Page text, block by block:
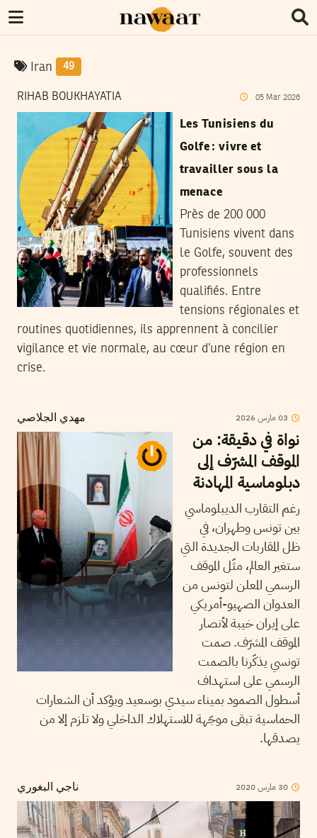
Iran 49
RIHAB BOUKHAYATIA 05 Mar 2026
Les Tunisiens du
Golfe : vivre et
travailler sous la
menace
Près de 200 000
Tunisiens vivent dans
le Golfe, souvent des
professionnels
qualifiés. Entre
tensions régionales et
routines quotidiennes, ils apprennent à concilier
vigilance et vie normale, au cœur d’une région en
crise.
مهدي الجلاصي 03مارس2026
نواة في دقيقة: من
الموقف المشرّف إلى
دبلوماسية المهادنة
رغم التقارب الديبلوماسي
بين تونس وطهران، في
ظل المقاربات الجديدة التي
ستغير العالم، مثّل الموقف
الرسمي المعلن لتونس من
العدوان الصهيو-أمريكي
على إيران خيبة لأنصار
الموقف المشرّف. صمت
تونسي يذكّرنا بالصمت
الرسمي على استهداف
أسطول الصمود بميناء سيدي بوسعيد ويؤكد أن الشعارات
الحماسية تبقى موجّهة للاستهلاك الداخلي ولا تلزم إلا من
يصدقها.
ناجي البغوري 30 مارس2020